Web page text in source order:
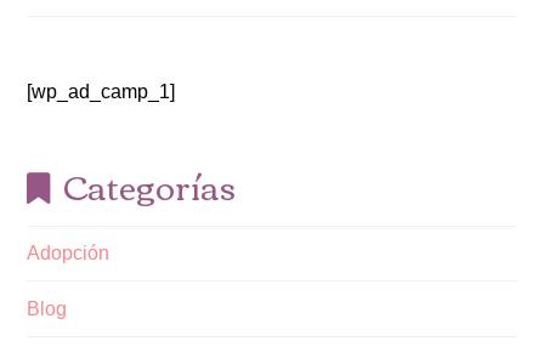
[wp_ad_camp_1]
Categorías
Adopción
Blog